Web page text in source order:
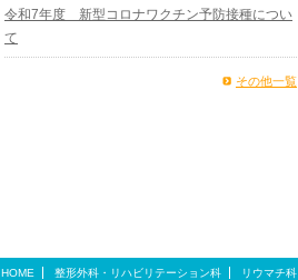
令和7年度 新型コロナワクチン予防接種につい
て
その他一覧
HOME 整形外科・リハビリテーション科 リウマチ科